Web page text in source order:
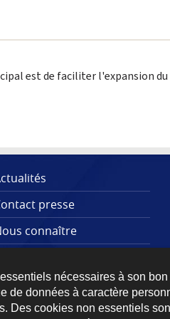
nécessaires à son bon
de données à caractère
Des cookies non essentiels
est de faciliter l'expansion
presse
connaître